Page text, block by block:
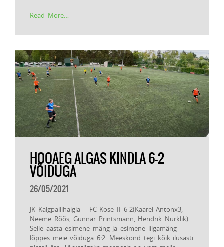
Read More…
HOOAEG ALGAS KINDLA 6-2
VÕIDUGA
26/05/2021
JK Kalgpallihaigla – FC Kose II 6-2(Kaarel Antonx3,
Neeme Rõõs, Gunnar Printsmann, Hendrik Nurklik)
Selle aasta esimene mäng ja esimene liigamäng
lõppes meie võiduga 6:2. Meeskond tegi kõik ilusasti